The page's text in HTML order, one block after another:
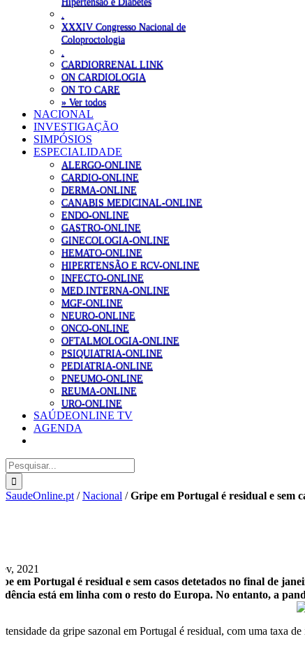
XXXIV Congresso Nacional de
Coloproctologia
CARDIORRENAL LINK
ON CARDIOLOGIA
ON TO CARE
» Ver todos
NACIONAL
INVESTIGAÇÃO
SIMPÓSIOS
ESPECIALIDADE
ALERGO-ONLINE
CARDIO-ONLINE
DERMA-ONLINE
CANABIS MEDICINAL-ONLINE
ENDO-ONLINE
GASTRO-ONLINE
GINECOLOGIA-ONLINE
HEMATO-ONLINE
HIPERTENSÃO E RCV-ONLINE
INFECTO-ONLINE
MED.INTERNA-ONLINE
MGF-ONLINE
NEURO-ONLINE
ONCO-ONLINE
OFTALMOLOGIA-ONLINE
PSIQUIATRIA-ONLINE
PEDIATRIA-ONLINE
PNEUMO-ONLINE
REUMA-ONLINE
URO-ONLINE
SAÚDEONLINE TV
AGENDA
Pesquisar
SaudeOnline.pt /Nacional /Gripe em Portugal é residual e sem
2021
em Portugal é residual e sem casos detetados no final de
está em linha com o resto do Europa. No entanto, a
da gripe sazonal em Portugal é residual, com uma taxa